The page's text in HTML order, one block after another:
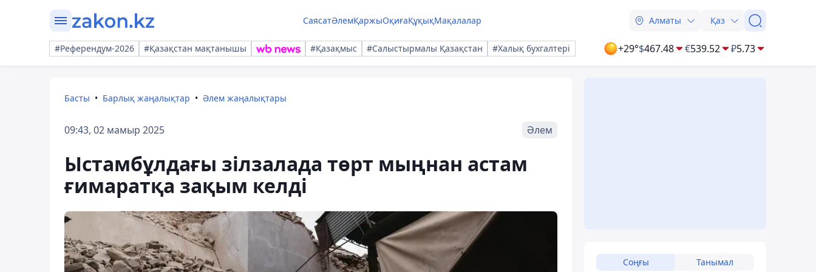
СаясатӘлемҚаржыОқиғаҚұқықМақалалар Алматы Қаз
#Референдум-2026 #Қазақстан мақтанышы #Қазақмыс #Салыстырмалы Қазақстан #Халық бухгалтері +29°$467.48 €539.52 ₽5.73
Басты Барлық жаңалықтар Әлем жаңалықтары
09:43, 02 мамыр 2025 Әлем
Ыстамбұлдағы зілзалада төрт мыңнан астам
ғимаратқа зақым келді
Соңғы Танымал